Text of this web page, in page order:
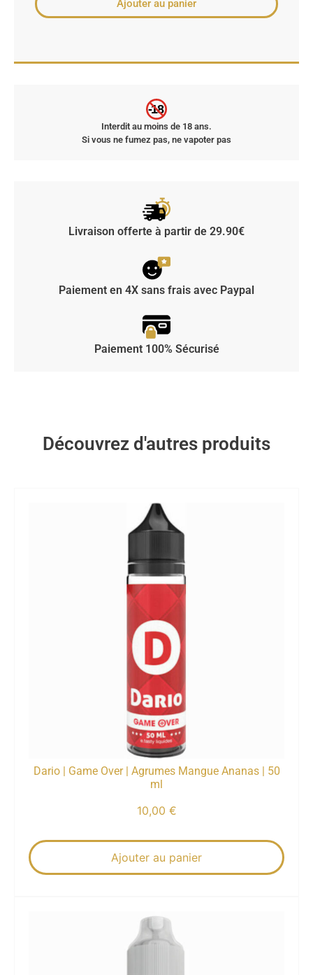
Ajouter au panier
-18
Interdit au moins de 18 ans.
Si vous ne fumez pas, ne vapoter pas
Livraison offerte à partir de 29.90€
Paiement en 4X sans frais avec Paypal
Paiement 100% Sécurisé
Découvrez d'autres produits
Dario | Game Over | Agrumes Mangue Ananas | 50
ml
10,00 €
Ajouter au panier